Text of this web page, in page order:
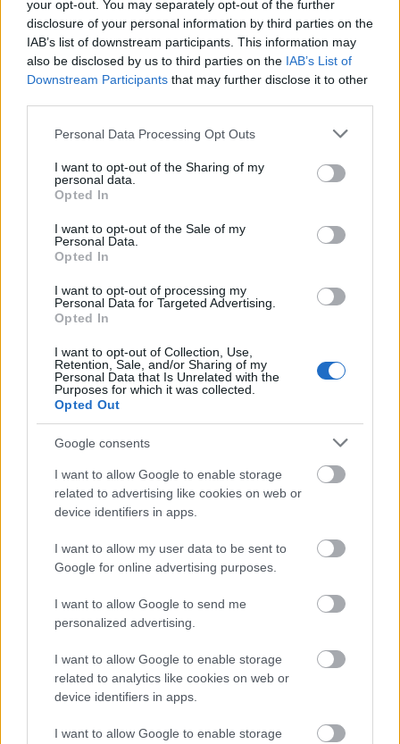
your opt-out. You may separately opt-out of the further
disclosure of your personal information by third parties on the
IAB’s list of downstream participants. This information may
also be disclosed by us to third parties on the IAB’s List of
Downstream Participants that may further disclose it to other
Please note that this website/app uses one or more Google
not limited to your visit or usage behaviour. You may click to
grant or deny consent to Google and its third-party tags to
use your data for below specified purposes in below Google
consent section.
Personal Data Processing Opt Outs
I want to opt-out of the Sharing of my
personal data.
Opted In
I want to opt-out of the Sale of my
Personal Data.
Opted In
I want to opt-out of processing my
Personal Data for Targeted Advertising.
Opted In
I want to opt-out of Collection, Use,
Retention, Sale, and/or Sharing of my
Personal Data that Is Unrelated with the
Purposes for which it was collected.
Opted Out
Google consents
I want to allow Google to enable storage
related to advertising like cookies on web or
device identifiers in apps.
I want to allow my user data to be sent to
Google for online advertising purposes.
I want to allow Google to send me
personalized advertising.
I want to allow Google to enable storage
related to analytics like cookies on web or
device identifiers in apps.
I want to allow Google to enable storage
métricas de creación de juego. Fue el jugador de la
Segunda francesa con más pases clave completados el
curso pasado (63) y sexto en ocasiones claras generadas
(11).
oficiales como profesional, acumulando 20 goles y 16
asistencias.
diferencial en Comunio?
Gordon. ¿Será un jugador
imprescindible para nuestros
Situación en el equipo
conoce perfectamente. Luís Castro insistió en su fichaje y ya
le había convertido en un futbolista importante en el
Dunkerque. Todo apunta a que aterriza con un rol relevante
dentro del proyecto granota.
posición en la que la temporada pasada apostó por
jugadores cómo Olasagasti, Pablo Martínez o Iker Losada.
¿Recomendable en Comunio?
Sobre el papel, Bardeli reúne varias condiciones que